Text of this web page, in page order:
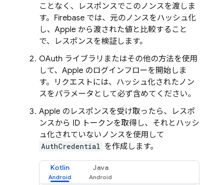
ことなく、レスポンスでこのノンスを渡しま
す。Firebase では、元のノンスをハッシュ化
し、Apple から渡された値と比較すること
で、レスポンスを検証します。
OAuth ライブラリまたはその他の方法を使用
して、Apple のログインフローを開始しま
す。リクエストには、ハッシュ化されたノン
スをパラメータとして必ず含めてください。
Apple のレスポンスを受け取ったら、レスポ
ンスから ID トークンを取得し、それとハッシ
ュ化されていないノンスを使用して
AuthCredential を作成します。
Kotlin Java